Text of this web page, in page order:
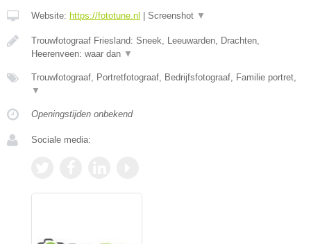
Website: https://fototune.nl Screenshot ▼
Trouwfotograaf Friesland: Sneek, Leeuwarden, Drachten,
Heerenveen: waar dan ▼
Trouwfotograaf, Portretfotograaf, Bedrijfsfotograaf, Familie portret,
▼
Openingstijden onbekend
Sociale media: